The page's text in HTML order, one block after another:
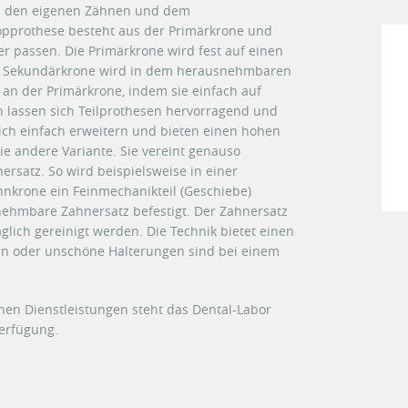
eigenen Zähnen und dem
besteht aus der Primärkrone und
passen. Die Primärkrone wird fest auf einen
wird in dem herausnehmbaren
der Primärkrone, indem sie einfach auf
sich Teilprothesen hervorragend und
einfach erweitern und bieten einen hohen
andere Variante. Sie vereint genauso
So wird beispielsweise in einer
ein Feinmechanikteil (Geschiebe)
Zahnersatz befestigt. Der Zahnersatz
gereinigt werden. Die Technik bietet einen
oder unschöne Halterungen sind bei einem
Dienstleistungen steht das Dental-Labor